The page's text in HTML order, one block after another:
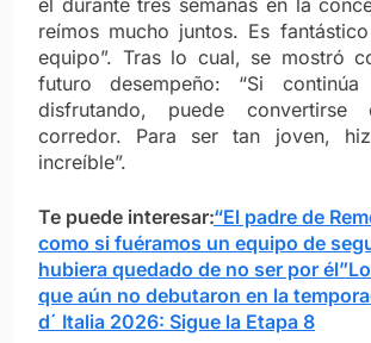
él durante tres semanas en la
reímos mucho juntos. Es
equipo”. Tras lo cual, se mostró
futuro desempeño: “Si
disfrutando, puede
corredor. Para ser tan joven,
increíble”.
Te puede interesar:“El padre de
como si fuéramos un equipo de
hubiera quedado de no ser por él”
que aún no debutaron en la
d´ Italia 2026: Sigue la Etapa 8